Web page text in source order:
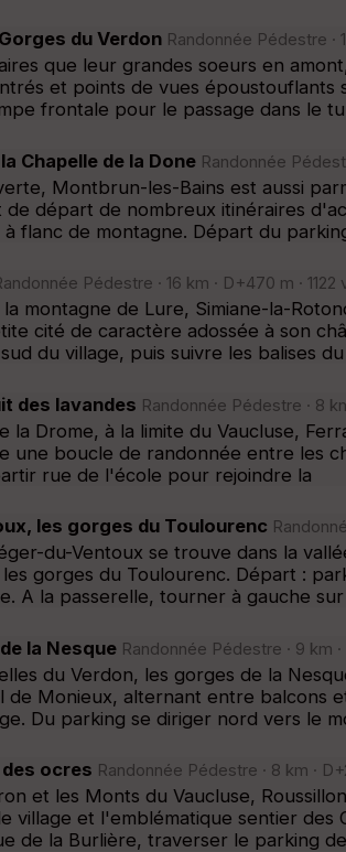
du Verdon Randonnée Pédestre ·
que leur grandes soeurs en
et points de vues
frontale pour le passage dans le
Chapelle de la Done Randonnée
Montbrun-les-Bains est aussi
départ de nombreux itinéraires
flanc de montagne. Départ du
Pédestre · 16 km · D+470 m · 1122
montagne de Lure, Simiane-la-
cité de caractère adossée à son
du village, puis suivre les balises du
des lavandes Randonnée Pédestre · 8
la Drome, à la limite du Vaucluse,
une boucle de randonnée entre les
rue de l'école pour rejoindre la
les gorges du Toulourenc
du-Ventoux se trouve dans la
gorges du Toulourenc. Départ :
A la passerelle, tourner à gauche
la Nesque Randonnée Pédestre · 9 km
du Verdon, les gorges de la
de Monieux, alternant entre balcons
Du parking se diriger nord vers le
ocres Randonnée Pédestre · 8 km ·
et les Monts du Vaucluse,
village et l'emblématique sentier des
de la Burlière, traverser le parking